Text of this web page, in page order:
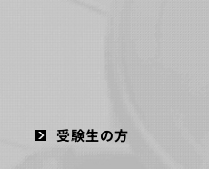
受験生の方